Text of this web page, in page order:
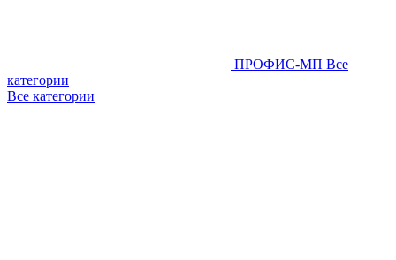
ПРОФИС-МП Все
категории
Все категории